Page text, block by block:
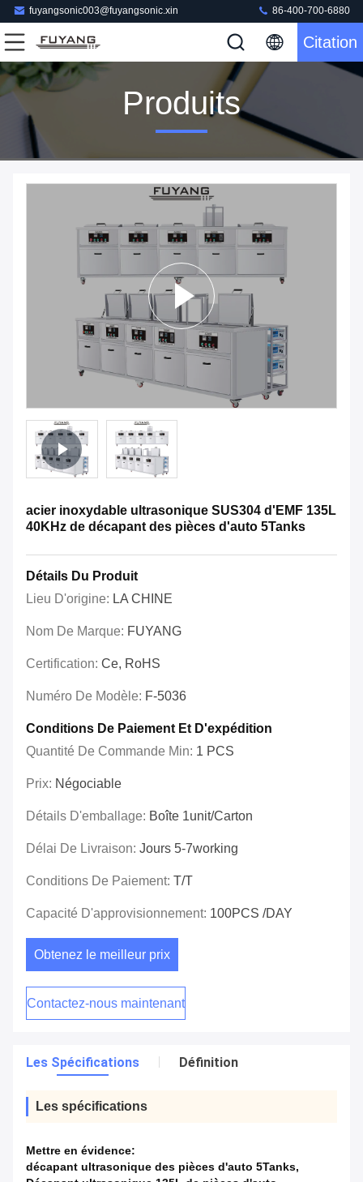
fuyangsonic003@fuyangsonic.xin 86-400-700-6880
Citation
Produits
acier inoxydable ultrasonique SUS304 d'EMF 135L
40KHz de décapant des pièces d'auto 5Tanks
Détails Du Produit
Lieu D'origine: LA CHINE
Nom De Marque: FUYANG
Certification: Ce, RoHS
Numéro De Modèle: F-5036
Conditions De Paiement Et D'expédition
Quantité De Commande Min: 1 PCS
Prix: Négociable
Détails D'emballage: Boîte 1unit/carton
Délai De Livraison: Jours 5-7working
Conditions De Paiement: T/T
Capacité D'approvisionnement: 100PCS /DAY
Obtenez le meilleur prix
Contactez-nous maintenant
Les Spécifications Définition
Les spécifications
Mettre en évidence:
décapant ultrasonique des pièces d'auto 5Tanks,